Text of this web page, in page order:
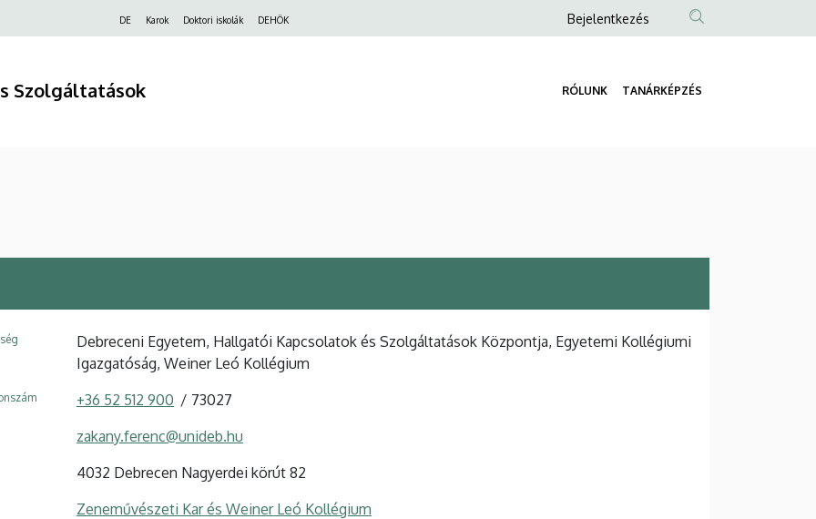
DE Karok Doktori iskolák DEHÖK
Anonim
menüje
Bejelentkezés
Szolgáltatások
RÓLUNK TANÁRKÉPZÉS
Debreceni Egyetem, Hallgatói Kapcsolatok és Szolgáltatások Központja, Egyetemi Kollégiumi
Igazgatóság, Weiner Leó Kollégium
+36 52 512 900 73027
zakany.ferenc@unideb.hu
4032 Debrecen Nagyerdei körút 82
Zeneművészeti Kar és Weiner Leó Kollégium